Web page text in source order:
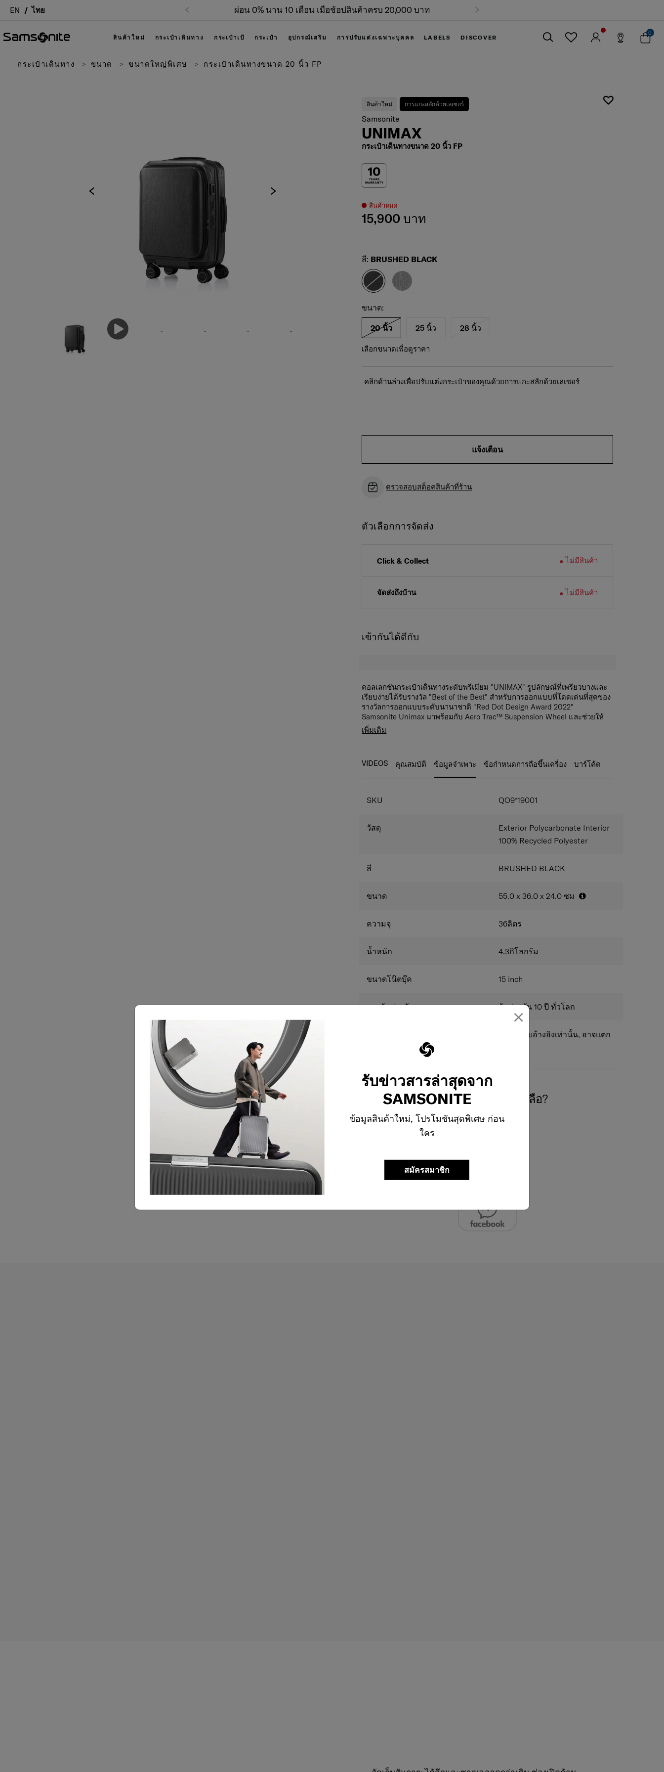
×
รับข่าวสารล่าสุดจาก
SAMSONITE
ข้อมูลสินค้าใหม่, โปรโมชันสุดพิเศษ ก่อน
ใคร
สมัครสมาชิก
EN ไทย ผ่อน 0% นาน 10 เดือน เมื่อช้อปสินค้าครบ 20,000 บาท
สินค้าใหม่ กระเป๋าเดินทาง กระเป๋าเป้ กระเป๋า อุปกรณ์เสริม การปรับแต่งเฉพาะบุคคล LABELS DISCOVER
0
กระเป๋าเดินทาง ขนาด ขนาดใหญ่พิเศษ กระเป๋าเดินทางขนาด 20 นิ้ว FP
เพื่อเป็นภาพประกอบเท่านั้น ขนาดและสีของ
สินค้าอาจแตกต่างกันไป กรุณาตรวจสอบขนาด
สินค้าใหม่ การแกะสลักด้วยเลเซอร์
Samsonite
UNIMAX
กระเป๋าเดินทางขนาด 20 นิ้ว FP
สินค้าหมด
15,900 บาท
เลือกขนาดของคุณ
Select
ขนาด:
20 นิ้ว 25 นิ้ว 28 นิ้ว
เลือกขนาดเพื่อดูราคา
Select
สี: BRUSHED BLACK
คลิกด้านล่างเพื่อปรับแต่งกระเป๋าของคุณด้วยการแกะสลักด้วยเลเซอร์
แจ้งเตือน
ตรวจสอบสต็อคสินค้าที่ร้าน
ตัวเลือกการจัดส่ง
Click & Collect ไม่มีสินค้า
จัดส่งถึงบ้าน ไม่มีสินค้า
เข้ากันได้ดีกับ
คอลเลกชันกระเป๋าเดินทางระดับพรีเมียม "UNIMAX" รูปลักษณ์ที่เพรียวบางและ
เรียบง่ายได้รับรางวัล "Best of the Best" สำหรับการออกแบบที่โดดเด่นที่สุดของ
รางวัลการออกแบบระดับนานาชาติ "Red Dot Design Award 2022"
Samsonite Unimax มาพร้อมกับ Aero Trac™ Suspension Wheel และช่วยให้
ควบคุมกระเป๋าได้อย่างราบรื่นด้วยระบบเบรกห้ามการไหล่ของกระเป๋า รหัสล็อค
รหัส 3 หลัก TSA Combination Lock และซิปป้องกันการโจรกรรมพร้อมตัวดึงแม่
การตกแต่งด้วยแถบโลโก้อลูมิเนียม ที่ออกแบบมาให้พอดีกับส่วนโค้งของกระเป๋า
เดินทาง ไม่เพียงแต่ป้องกันผลกระทบจากภายนอกเท่านั้น แต่ยังสร้างรูปลักษณ์ที่
นวัตกรรมใหม่ที่ ลดแรงสะเทือนและดูดซับเสียงและแรงกระแทกทำให้เคลื่อนไหว
ได้อย่างราบรื่น และระบบเบรกที่สามารถใช้งานได้ง่ายด้วยมือเดียว และยังมีฟัง
คุณสมบัติ
​• การออกแบบ Samsonite Minimalism
• Corner Protectors แผ่นป้องกันแรงกระแทกตรงมุมกระเป๋าพร้อมโลโก้ในตัว
กระแทก ซึ่งช่วยลดเสียงและแรงสั่นสะเทือนเพื่อความคล่องตัว เสริมด้วยระบบ
• ซิปกันขโมยพร้อมที่ดึงหางซิปแม่เหล็ก
• เทคโนโลยีวัสดุ Recyclex ™สำหรับซับในและซิป PET รีไซเคิล
• Both sides divider pads. แผ่นกันสัมภาระแบบซิป
• Port USB
เพิ่มเติม
VIDEOS คุณสมบัติ ข้อมูลจำเพาะ ข้อกำหนดการถือขึ้นเครื่อง บาร์โค้ด
SKU QO9*19001
วัสดุ
Exterior Polycarbonate Interior
100% Recycled Polyester
สี BRUSHED BLACK
ขนาด 55.0 x 36.0 x 24.0ซม
ความจุ 36ลิตร
น้ำหนัก 4.3กิโลกรัม
ขนาดโน๊ตบุ๊ค 15inch
การรับประกัน รับประกัน 10 ปี ทั่วโลก
**ขนาดของสินค้าที่เผยแพร่ในเว็บไซต์นี้ใช้สำหรับอ้างอิงเท่านั้น, อาจแตก
ต่างจากการวัดจริง
ต้องการความช่วยเหลือ?